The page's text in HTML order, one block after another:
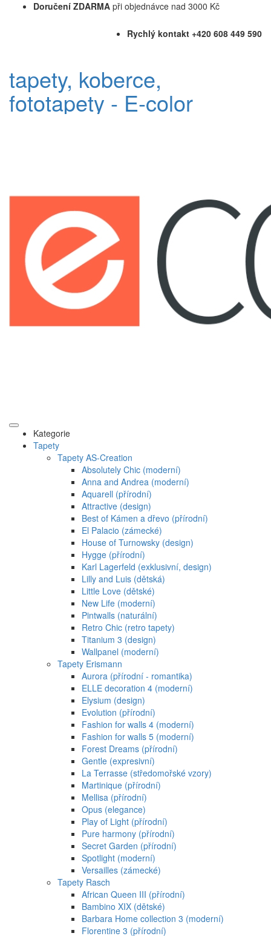
Doručení ZDARMA při objednávce nad 3000 Kč
Rychlý kontakt +420 608 449 590
tapety, koberce,
fototapety - E-color
Kategorie
Tapety
Tapety AS-Creation
Absolutely Chic (moderní)
Anna and Andrea (moderní)
Aquarell (přírodní)
Attractive (design)
Best of Kámen a dřevo (přírodní)
El Palacio (zámecké)
House of Turnowsky (design)
Hygge (přírodní)
Karl Lagerfeld (exklusivní, design)
Lilly and Luis (dětská)
Little Love (dětské)
New Life (moderní)
Pintwalls (naturální)
Retro Chic (retro tapety)
Titanium 3 (design)
Wallpanel (moderní)
Tapety Erismann
Aurora (přírodní - romantika)
ELLE decoration 4 (moderní)
Elysium (design)
Evolution (přírodní)
Fashion for walls 4 (moderní)
Fashion for walls 5 (moderní)
Forest Dreams (přírodní)
Gentle (expresivní)
La Terrasse (středomořské vzory)
Martinique (přírodní)
Mellisa (přírodní)
Opus (elegance)
Play of Light (přírodní)
Pure harmony (přírodní)
Secret Garden (přírodní)
Spotlight (moderní)
Versailles (zámecké)
Tapety Rasch
African Queen III (přírodní)
Bambino XIX (dětské)
Barbara Home collection 3 (moderní)
Florentine 3 (přírodní)